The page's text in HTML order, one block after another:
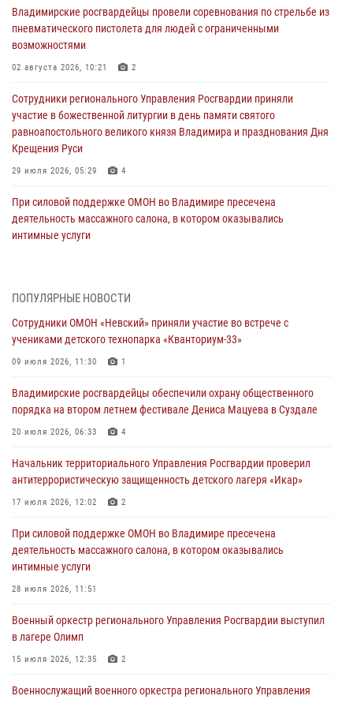
Владимирские росгвардейцы провели соревнования по стрельбе из
пневматического пистолета для людей с ограниченными
возможностями
02 августа 2026, 10:21 2
Сотрудники регионального Управления Росгвардии приняли
участие в божественной литургии в день памяти святого
равноапостольного великого князя Владимира и празднования Дня
Крещения Руси
29 июля 2026, 05:29 4
При силовой поддержке ОМОН во Владимире пресечена
деятельность массажного салона, в котором оказывались
интимные услуги
смену в детском лагере «Икар»
27 июля 2026, 16:43 2
Владимирские росгвардейцы обеспечили охрану общественного
20 июля 2026, 06:33 4
Военнослужащий военного оркестра регионального Управления
105-летию Центрального округа
19 июля 2026, 11:17 7
антитеррористическую защищенность детского лагеря «Икар»
17 июля 2026, 12:02 2
Военный оркестр регионального Управления Росгвардии выступил
15 июля 2026, 12:35 2
ПОПУЛЯРНЫЕ НОВОСТИ
Сотрудники ОМОН «Невский» приняли участие во встрече с
учениками детского технопарка «Кванториум-33»
09 июля 2026, 11:30 1
Владимирские росгвардейцы обеспечили охрану общественного
порядка на втором летнем фестивале Дениса Мацуева в Суздале
20 июля 2026, 06:33 4
Начальник территориального Управления Росгвардии проверил
антитеррористическую защищенность детского лагеря «Икар»
17 июля 2026, 12:02 2
При силовой поддержке ОМОН во Владимире пресечена
деятельность массажного салона, в котором оказывались
интимные услуги
28 июля 2026, 11:51
Военный оркестр регионального Управления Росгвардии выступил
в лагере Олимп
15 июля 2026, 12:35 2
Военнослужащий военного оркестра регионального Управления